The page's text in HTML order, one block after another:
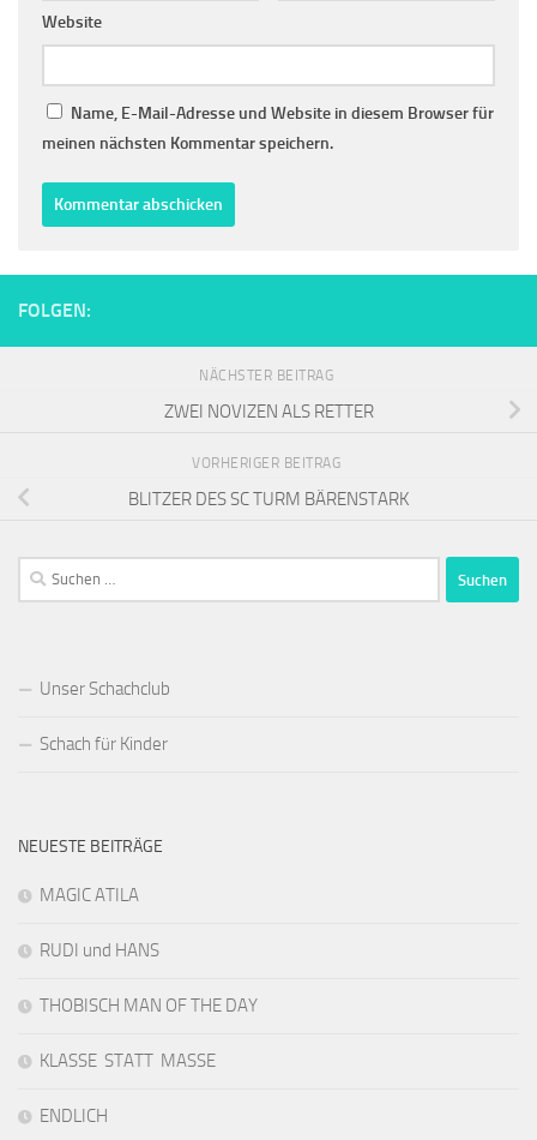
Website
Name, E-Mail-Adresse und Website in diesem Browser für
meinen nächsten Kommentar speichern.
FOLGEN:
NÄCHSTER BEITRAG
ZWEI NOVIZEN ALS RETTER
VORHERIGER BEITRAG
BLITZER DES SC TURM BÄRENSTARK
Suchen
nach:
Unser Schachclub
Schach für Kinder
NEUESTE BEITRÄGE
MAGIC ATILA
RUDI und HANS
THOBISCH MAN OF THE DAY
KLASSE STATT MASSE
ENDLICH